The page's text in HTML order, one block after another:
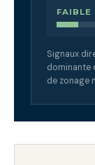
FAIBLE
Signaux
dominante
de zonage